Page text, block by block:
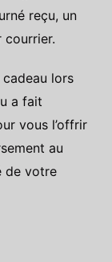
reçu, un
courrier.
cadeau lors
a fait
vous l’offrir
au
de votre